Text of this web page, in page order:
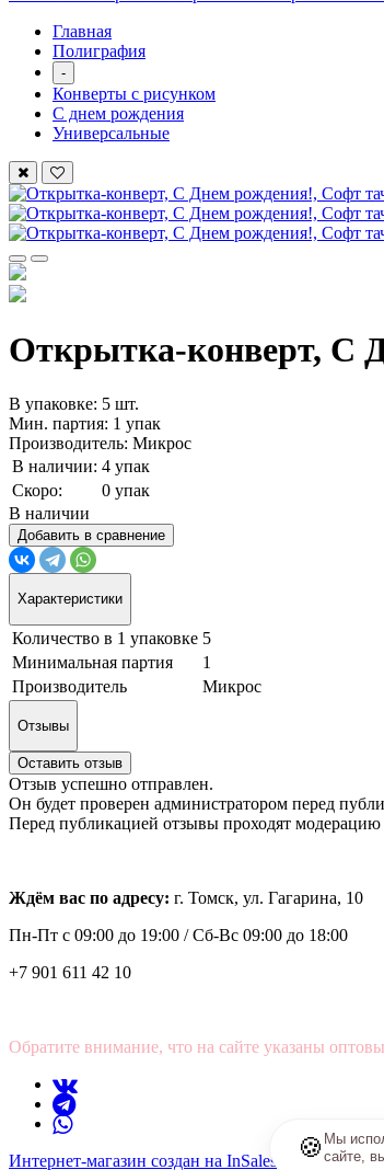
Главная
Полиграфия
-
Конверты с рисунком
С днем рождения
Универсальные
Открытка-конверт, С
В упаковке: 5 шт.
Мин. партия: 1 упак
Производитель: Микрос
В наличии: 4 упак
Скоро:
0 упак
В наличии
Добавить в сравнение
Характеристики
Количество в 1 упаковке 5
Минимальная партия
1
Производитель
Микрос
Отзывы
Оставить отзыв
Отзыв успешно отправлен.
Он будет проверен администратором перед
Перед публикацией отзывы проходят модерацию
Ждём вас по адресу: г. Томск, ул. Гагарина, 10
Пн-Пт с 09:00 до 19:00 /Сб-Вс 09:00 до 18:00
+7 901 611 42 10
Обратите внимание, что на сайте указаны
Интернет-магазин создан на InSales 🍪 Мы
сайте,